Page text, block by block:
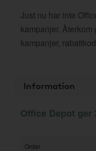
Just nu har inte
kampanjer. Återkom
kampanjer,
Information
Office Depot ger
Order